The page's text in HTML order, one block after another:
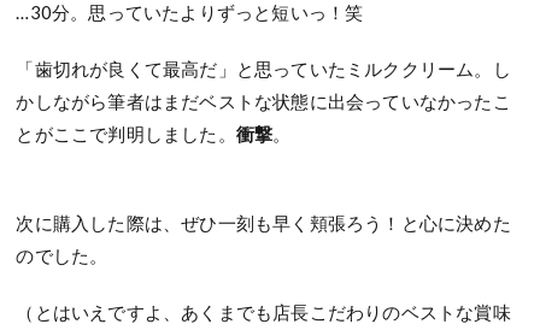
…30分。思っていたよりずっと短いっ！笑
「歯切れが良くて最高だ」と思っていたミルククリーム。し
かしながら筆者はまだベストな状態に出会っていなかったこ
とがここで判明しました。 衝撃。
次に購入した際は、ぜひ一刻も早く頬張ろう！と心に決めた
のでした。
（とはいえですよ、あくまでも店長こだわりのベストな賞味